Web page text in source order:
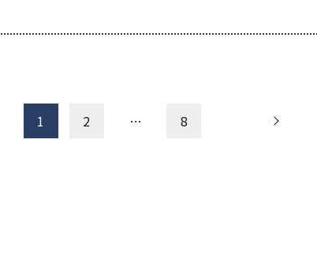
1 2 … 8